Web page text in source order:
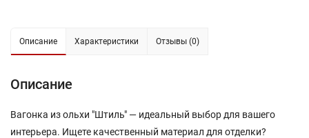
Описание Характеристики Отзывы (0)
Описание
Вагонка из ольхи "Штиль" — идеальный выбор для вашего
интерьера. Ищете качественный материал для отделки?